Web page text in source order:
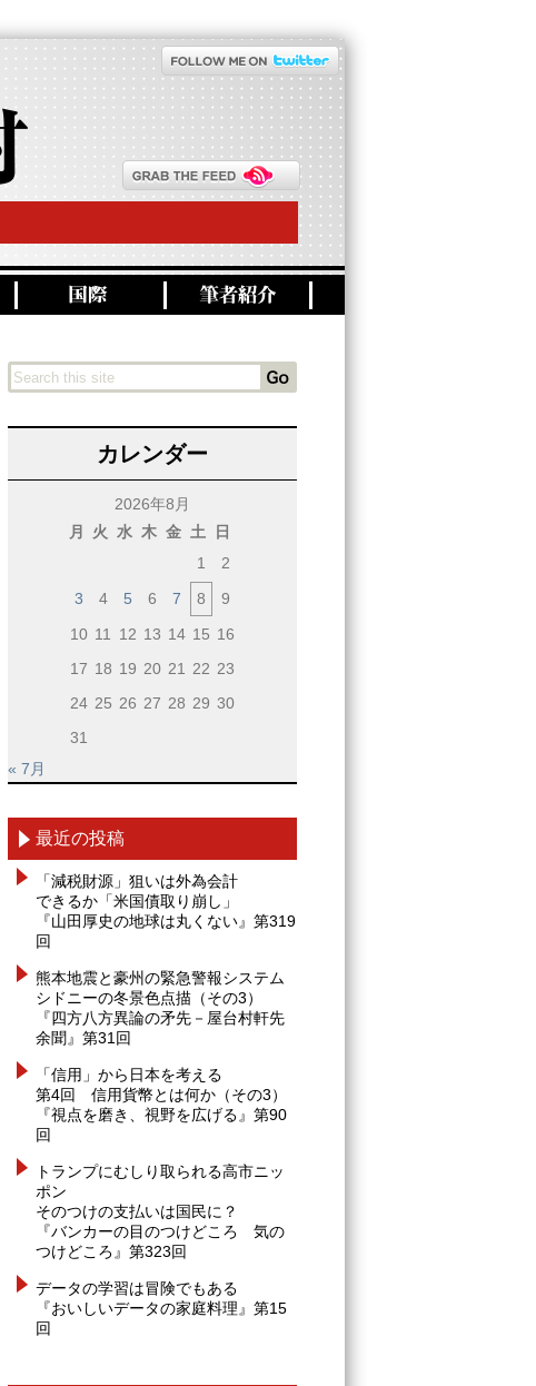
カレンダー
2026年8月
月
火 水 木 金 土
日
1
2
3
4 5 6 7 8
9
10 11 12 13 14 15 16
17 18 19 20 21 22 23
24 25 26 27 28 29 30
31
« 7月
最近の投稿
「減税財源」狙いは外為会計
できるか「米国債取り崩し」
『山田厚史の地球は丸くない』第319
回
熊本地震と豪州の緊急警報システム
シドニーの冬景色点描（その3）
『四方八方異論の矛先－屋台村軒先
余聞』第31回
「信用」から日本を考える
第4回 信用貨幣とは何か（その3）
『視点を磨き、視野を広げる』第90
回
トランプにむしり取られる高市ニッ
ポン
そのつけの支払いは国民に？
『バンカーの目のつけどころ 気の
つけどころ』第323回
データの学習は冒険でもある
『おいしいデータの家庭料理』第15
回